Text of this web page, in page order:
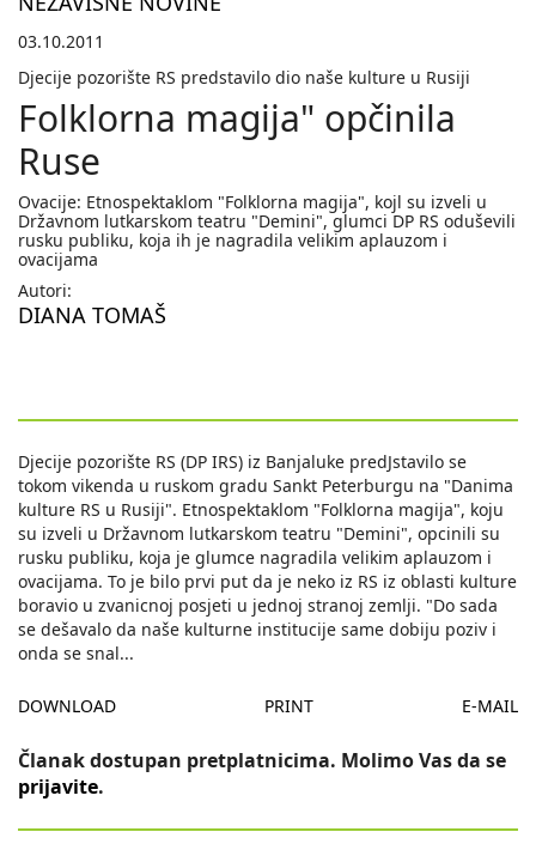
03.10.2011
Djecije pozorište RS predstavilo dio naše kulture u Rusiji
Folklorna magija" opčinila
Ruse
Ovacije: Etnospektaklom "Folklorna magija", kojl su izveli u
Državnom lutkarskom teatru "Demini", glumci DP RS oduševili
rusku publiku, koja ih je nagradila velikim aplauzom i
ovacijama
Autori:
DIANA TOMAŠ
Djecije pozorište RS (DP IRS) iz Banjaluke predJstavilo se
tokom vikenda u ruskom gradu Sankt Peterburgu na "Danima
kulture RS u Rusiji". Etnospektaklom "Folklorna magija", koju
su izveli u Državnom lutkarskom teatru "Demini", opcinili su
rusku publiku, koja je glumce nagradila velikim aplauzom i
ovacijama. To je bilo prvi put da je neko iz RS iz oblasti kulture
boravio u zvanicnoj posjeti u jednoj stranoj zemlji. "Do sada
se dešavalo da naše kulturne institucije same dobiju poziv i
onda se snal...
DOWNLOAD PRINT E-MAIL
Članak dostupan pretplatnicima. Molimo Vas da se
prijavite.